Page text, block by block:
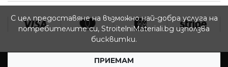
С цел предоставяне на възможно най-добра услуга на
потребителите си, StroitelniMateriali.bg използва
бисквитки.
ПРИЕМАМ
© 2026 StroitelniMateriali.bg - Всички права запазени.